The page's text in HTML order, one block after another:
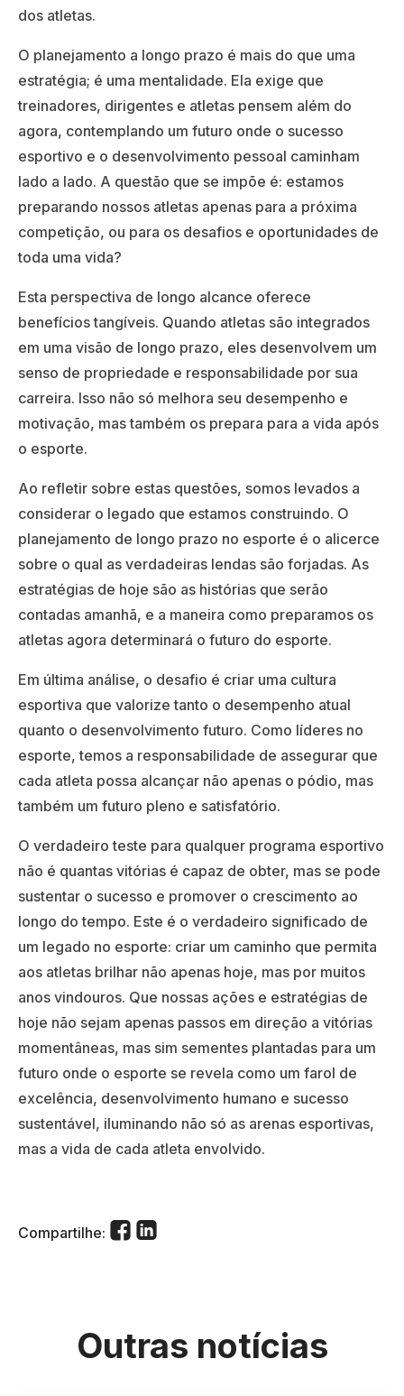
dos atletas.
O planejamento a longo prazo é mais do que uma
estratégia; é uma mentalidade. Ela exige que
treinadores, dirigentes e atletas pensem além do
agora, contemplando um futuro onde o sucesso
esportivo e o desenvolvimento pessoal caminham
lado a lado. A questão que se impõe é: estamos
preparando nossos atletas apenas para a próxima
competição, ou para os desafios e oportunidades de
toda uma vida?
Esta perspectiva de longo alcance oferece
benefícios tangíveis. Quando atletas são integrados
em uma visão de longo prazo, eles desenvolvem um
senso de propriedade e responsabilidade por sua
carreira. Isso não só melhora seu desempenho e
motivação, mas também os prepara para a vida após
o esporte.
Ao refletir sobre estas questões, somos levados a
considerar o legado que estamos construindo. O
planejamento de longo prazo no esporte é o alicerce
sobre o qual as verdadeiras lendas são forjadas. As
estratégias de hoje são as histórias que serão
contadas amanhã, e a maneira como preparamos os
atletas agora determinará o futuro do esporte.
Em última análise, o desafio é criar uma cultura
esportiva que valorize tanto o desempenho atual
quanto o desenvolvimento futuro. Como líderes no
esporte, temos a responsabilidade de assegurar que
cada atleta possa alcançar não apenas o pódio, mas
também um futuro pleno e satisfatório.
O verdadeiro teste para qualquer programa esportivo
não é quantas vitórias é capaz de obter, mas se pode
sustentar o sucesso e promover o crescimento ao
longo do tempo. Este é o verdadeiro significado de
um legado no esporte: criar um caminho que permita
aos atletas brilhar não apenas hoje, mas por muitos
anos vindouros. Que nossas ações e estratégias de
hoje não sejam apenas passos em direção a vitórias
momentâneas, mas sim sementes plantadas para um
futuro onde o esporte se revela como um farol de
excelência, desenvolvimento humano e sucesso
sustentável, iluminando não só as arenas esportivas,
mas a vida de cada atleta envolvido.
Compartilhe:
Outras notícias